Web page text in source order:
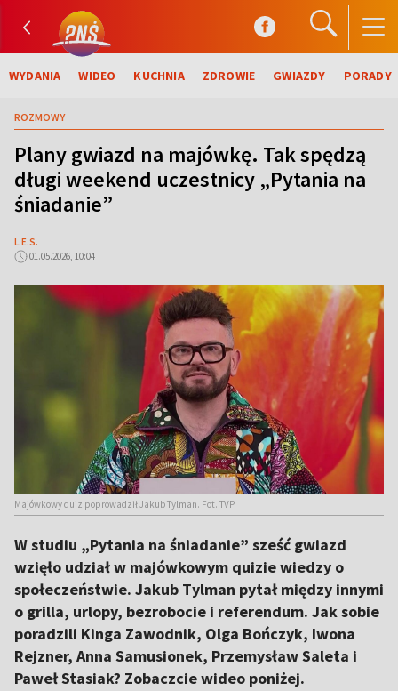
WYDANIA WIDEO KUCHNIA ZDROWIE GWIAZDY PORADY
ROZMOWY
Plany gwiazd na majówkę. Tak spędzą
długi weekend uczestnicy „Pytania na
śniadanie”
L.E.S.
01.05.2026, 10:04
Majówkowy quiz poprowadził Jakub Tylman. Fot. TVP
W studiu „Pytania na śniadanie” sześć gwiazd
wzięło udział w majówkowym quizie wiedzy o
społeczeństwie. Jakub Tylman pytał między innymi
o grilla, urlopy, bezrobocie i referendum. Jak sobie
poradzili Kinga Zawodnik, Olga Bończyk, Iwona
Rejzner, Anna Samusionek, Przemysław Saleta i
Paweł Stasiak? Zobaczcie wideo poniżej.